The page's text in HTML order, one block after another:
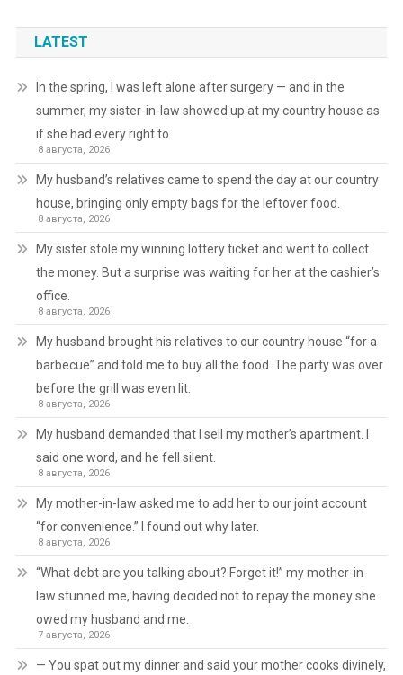
LATEST
In the spring, I was left alone after surgery — and in the
summer, my sister-in-law showed up at my country house as
if she had every right to.
8 августа, 2026
My husband’s relatives came to spend the day at our country
house, bringing only empty bags for the leftover food.
8 августа, 2026
My sister stole my winning lottery ticket and went to collect
the money. But a surprise was waiting for her at the cashier’s
office.
8 августа, 2026
My husband brought his relatives to our country house “for a
barbecue” and told me to buy all the food. The party was over
before the grill was even lit.
8 августа, 2026
My husband demanded that I sell my mother’s apartment. I
said one word, and he fell silent.
8 августа, 2026
My mother-in-law asked me to add her to our joint account
“for convenience.” I found out why later.
8 августа, 2026
“What debt are you talking about? Forget it!” my mother-in-
law stunned me, having decided not to repay the money she
owed my husband and me.
7 августа, 2026
— You spat out my dinner and said your mother cooks divinely,